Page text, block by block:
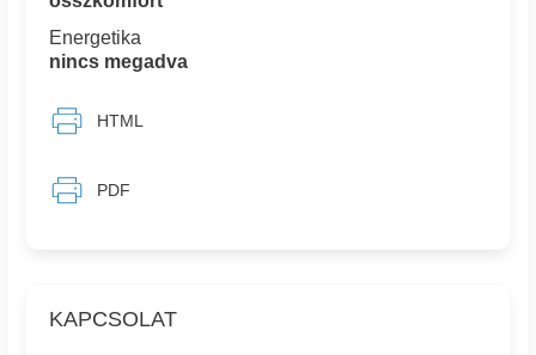
KAPCSOLAT
Energetika
nincs megadva
HTML
PDF